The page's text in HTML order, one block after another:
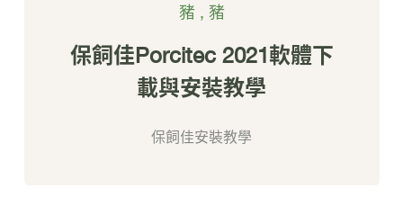
豬, 豬
保飼佳Porcitec 2021軟體下
載與安裝教學
保飼佳安裝教學